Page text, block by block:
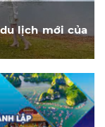
lịch mới của